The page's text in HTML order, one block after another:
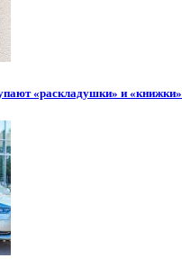
«раскладушки» и «книжки»